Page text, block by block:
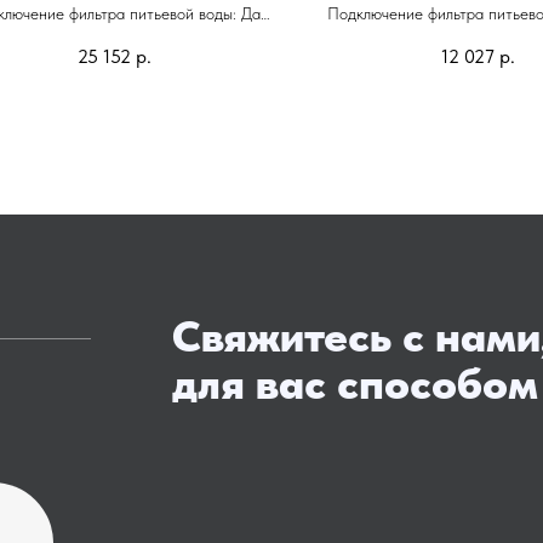
фильтра питьевой воды: Да
Высота смесителя: 505 мм
25 152 р.
Подключение фильтра
Высота смесителя:
12 027 р.
Свяжитесь с
для вас способом